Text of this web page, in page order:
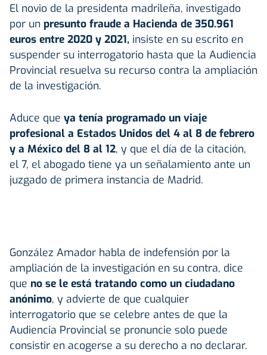
El novio de la presidenta madrileña, investigado
por un presunto fraude a Hacienda de 350.961
euros entre 2020 y 2021, insiste en su escrito en
suspender su interrogatorio hasta que la Audiencia
Provincial resuelva su recurso contra la ampliación
de la investigación.
Aduce que ya tenía programado un viaje
profesional a Estados Unidos del 4 al 8 de febrero
y a México del 8 al 12, y que el día de la citación,
el 7, el abogado tiene ya un señalamiento ante un
juzgado de primera instancia de Madrid.
González Amador habla de indefensión por la
ampliación de la investigación en su contra, dice
que no se le está tratando como un ciudadano
anónimo, y advierte de que cualquier
interrogatorio que se celebre antes de que la
Audiencia Provincial se pronuncie solo puede
consistir en acogerse a su derecho a no declarar.